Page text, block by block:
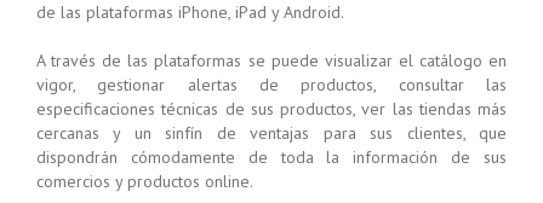
de las plataformas iPhone, iPad y Android.
A través de las plataformas se puede visualizar el catálogo en
vigor, gestionar alertas de productos, consultar las
especificaciones técnicas de sus productos, ver las tiendas más
cercanas y un sinfín de ventajas para sus clientes, que
dispondrán cómodamente de toda la información de sus
comercios y productos online.